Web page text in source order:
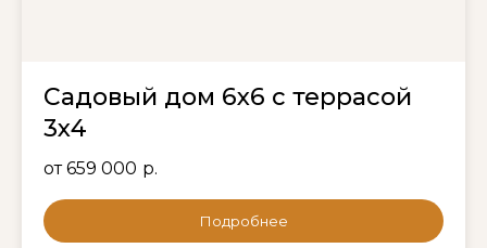
Садовый дом 6х6 с террасой
3х4
от 659 000 р.
Подробнее